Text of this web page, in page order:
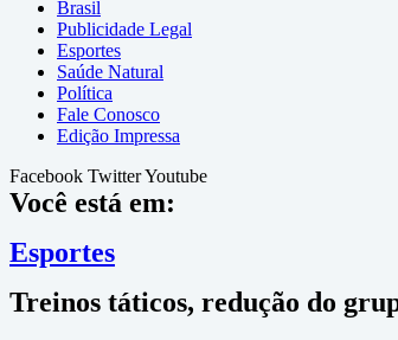
Brasil
Publicidade Legal
Esportes
Saúde Natural
Política
Fale Conosco
Edição Impressa
Facebook TwitterYoutube
Você está em:
Esportes
Treinos táticos, redução do